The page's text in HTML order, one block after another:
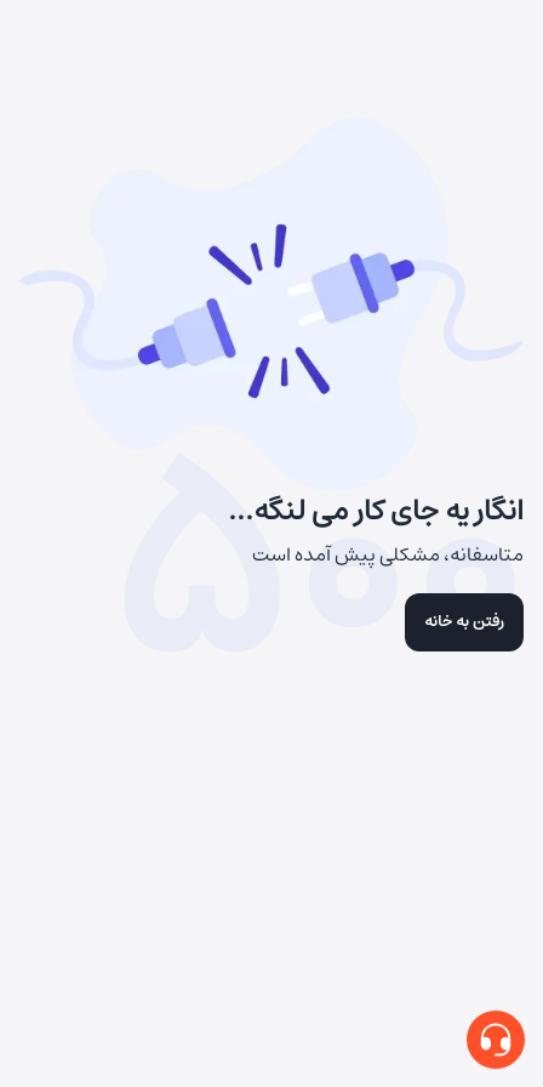
انگار یه جای کار می لنگه...
متاسفانه، مشکلی پیش آمده است
رفتن به خانه
500